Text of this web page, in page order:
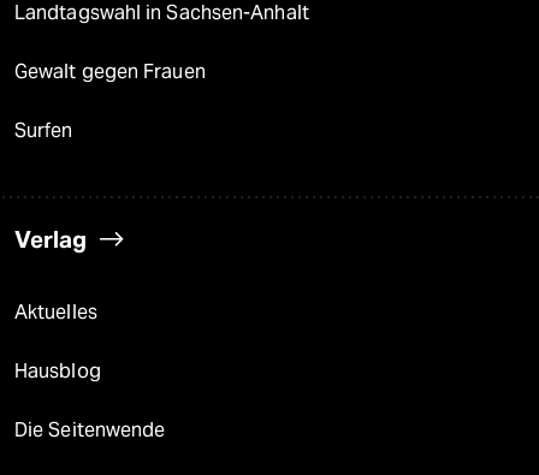
Landtagswahl in Sachsen-Anhalt
Gewalt gegen Frauen
Surfen
Verlag
Aktuelles
Hausblog
Die Seitenwende